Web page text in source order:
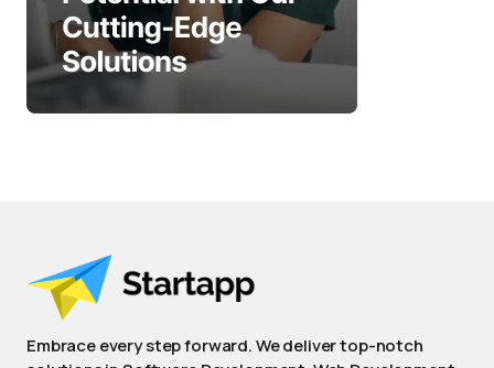
Embrace every step forward. We deliver top-notch